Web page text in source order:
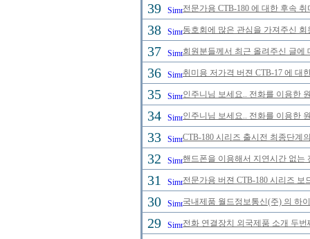
39 전문가용 CTB-180 에 대한 후속
38 동호회에 많은 관심을 가져주신
37 회원분들께서 최근 올려주신 글
36 취미용 저가격 버젼 CTB-17 에 대
35 인주니님 보세요.. 전화를 이용한
34 인주니님 보세요.. 전화를 이용한
33 CTB-180 시리즈 출시전 최종단계
32 핸드폰을 이용해서 지연시간 없
31 전문가용 버젼 CTB-180 시리즈
30 국내제품 월드정보통신(주) 의 하
29 전화 연결장치 외국제품 소개 두